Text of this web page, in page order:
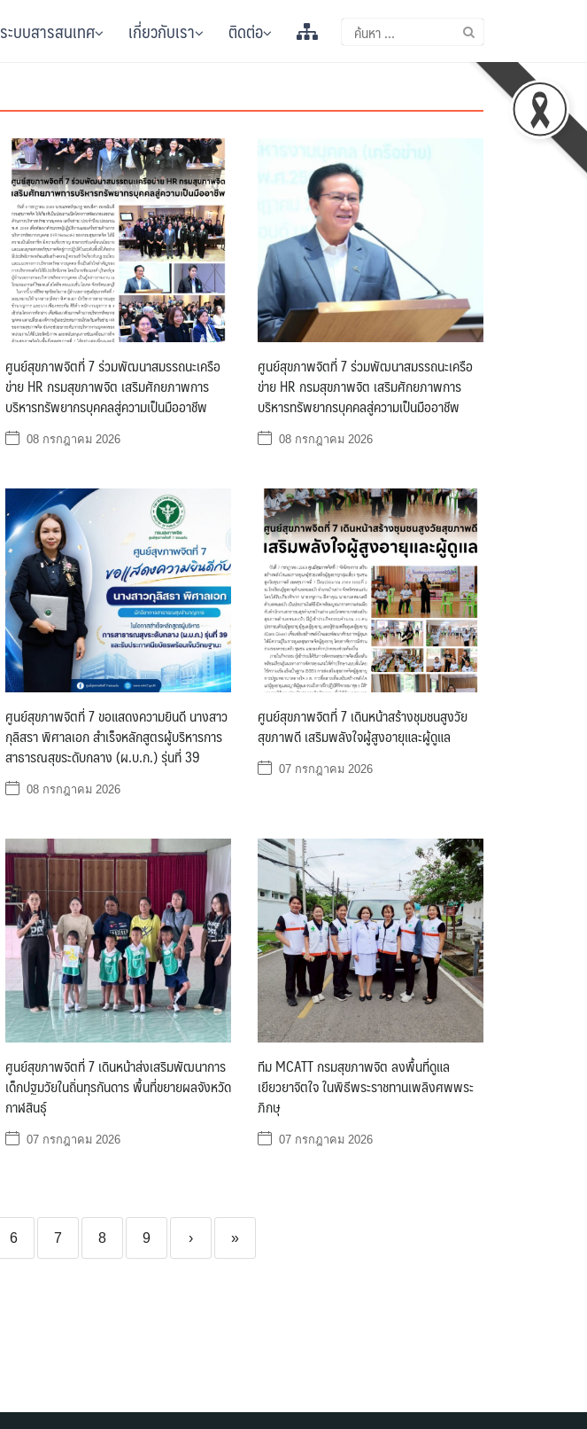
ระบบสารสนเทศ เกี่ยวกับเรา ติดต่อ
ศูนย์สุขภาพจิตที่ 7 ร่วมพัฒนาสมรรถนะเครือ
ข่าย HR กรมสุขภาพจิต เสริมศักยภาพการ
บริหารทรัพยากรบุคคลสู่ความเป็นมืออาชีพ
08 กรกฎาคม 2026
ศูนย์สุขภาพจิตที่ 7 ร่วมพัฒนาสมรรถนะเครือ
ข่าย HR กรมสุขภาพจิต เสริมศักยภาพการ
บริหารทรัพยากรบุคคลสู่ความเป็นมืออาชีพ
08 กรกฎาคม 2026
ศูนย์สุขภาพจิตที่ 7 ขอแสดงความยินดี นางสาว
กุลิสรา พิศาลเอก สำเร็จหลักสูตรผู้บริหารการ
สาธารณสุขระดับกลาง (ผ.บ.ก.) รุ่นที่ 39
08 กรกฎาคม 2026
ศูนย์สุขภาพจิตที่ 7 เดินหน้าสร้างชุมชนสูงวัย
สุขภาพดี เสริมพลังใจผู้สูงอายุและผู้ดูแล
07 กรกฎาคม 2026
ศูนย์สุขภาพจิตที่ 7 เดินหน้าส่งเสริมพัฒนาการ
เด็กปฐมวัยในถิ่นทุรกันดาร พื้นที่ขยายผลจังหวัด
กาฬสินธุ์
07 กรกฎาคม 2026
ทีม MCATT กรมสุขภาพจิต ลงพื้นที่ดูแล
เยียวยาจิตใจ ในพิธีพระราชทานเพลิงศพพระ
ภิกษุ
07 กรกฎาคม 2026
6 7 8 9 › »